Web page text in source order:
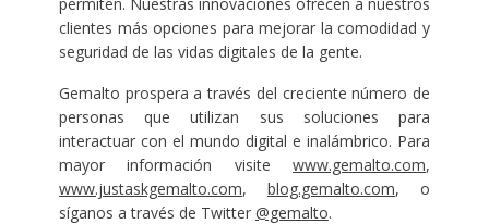
clientes más opciones para mejorar la comodidad y
seguridad de las vidas digitales de la gente.
Gemalto prospera a través del creciente número de
personas que utilizan sus soluciones para
interactuar con el mundo digital e inalámbrico. Para
mayor información visitewww.gemalto.com,
www.justaskgemalto.com, blog.gemalto.com, o
síganos a través de Twitter @gemalto.